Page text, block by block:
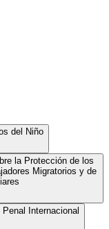
del Niño
la Protección de los
Migratorios y de
Internacional